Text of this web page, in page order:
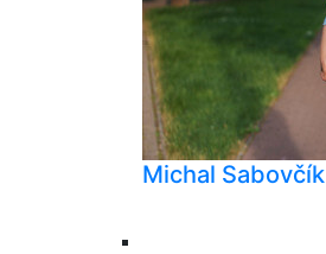
Michal Sabovčík